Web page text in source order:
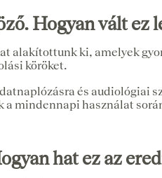
Hogyan vált ez
alakítottunk ki, amelyek
köröket.
és audiológiai
mindennapi használat
hat ez az